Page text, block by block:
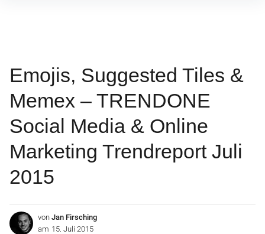
Emojis, Suggested Tiles &
Memex – TRENDONE
Social Media & Online
Marketing Trendreport Juli
2015
von Jan Firsching
am 15. Juli 2015